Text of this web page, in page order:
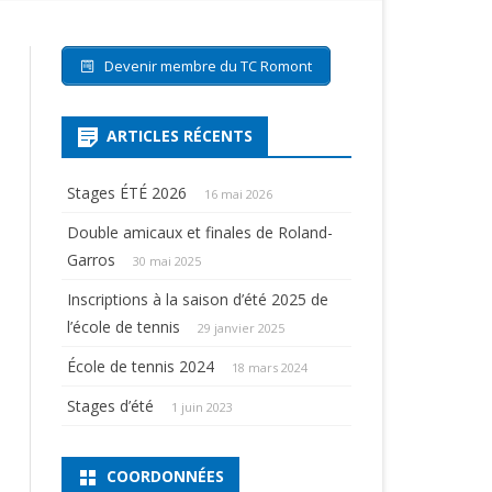
Devenir membre du TC Romont
ARTICLES RÉCENTS
Stages ÉTÉ 2026 16 mai 2026
Double amicaux et finales de Roland-
Garros
30 mai 2025
Inscriptions à la saison d’été 2025 de
l’école de tennis
29 janvier 2025
École de tennis 2024 18 mars 2024
Stages d’été 1 juin 2023
COORDONNÉES